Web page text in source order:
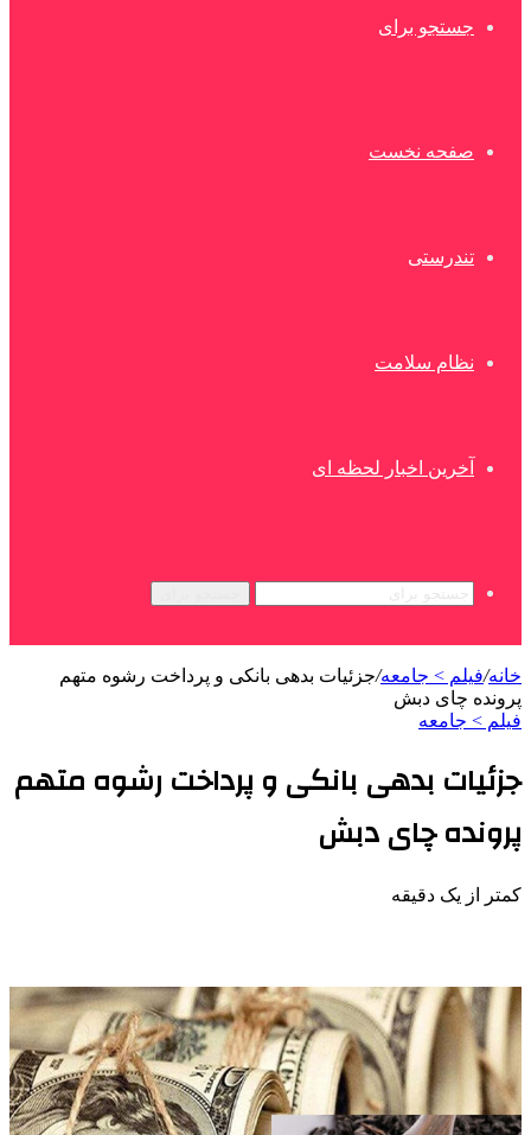
جستجو برای
صفحه نخست
تندرستی
نظام سلامت
آخرین اخبار لحظه ای
خانه/فیلم > جامعه/جزئیات بدهی بانکی و پرداخت رشوه متهم
پرونده چای دبش
فیلم > جامعه
جزئیات بدهی بانکی و پرداخت رشوه متهم
پرونده چای دبش
کمتر از یک دقیقه